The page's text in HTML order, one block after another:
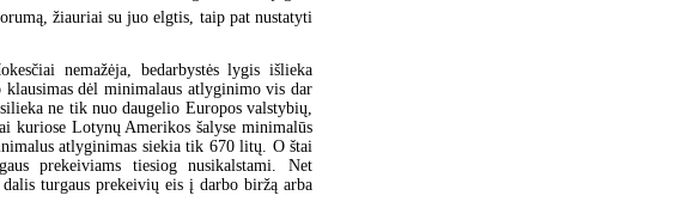
žiauriai su juo elgtis, taip pat nustatyti
nemažėja, bedarbystės lygis išlieka
dėl minimalaus atlyginimo vis dar
ne tik nuo daugelio Europos valstybių,
Lotynų Amerikos šalyse minimalūs
atlyginimas siekia tik 670 litų. O štai
prekeiviams tiesiog nusikalstami. Net
turgaus prekeivių eis į darbo biržą arba